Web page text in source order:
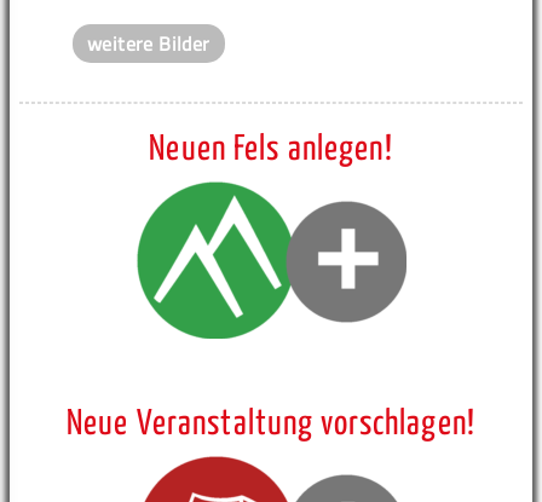
weitere Bilder
Neuen Fels anlegen!
Neue Veranstaltung vorschlagen!